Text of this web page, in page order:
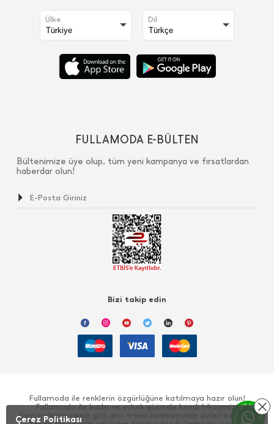
Ülke Dil
FULLAMODA E-BÜLTEN
Bültenimize üye olup, tüm yeni kampanya ve fırsatlardan
haberdar olun!
Bizi takip edin
Fullamoda ile renklerin özgürlüğüne katılmaya hazır olun!
Fullamoda ile kadın ve erkek giyimde kendi hikayenizi
tamamlayacağınız göz alıcı trend koleksiyonlar sizleri bekliyor!
Çerez Politikası